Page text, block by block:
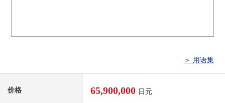
＞ 用语集
价格 65,900,000 日元